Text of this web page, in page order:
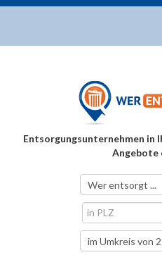
Entsorgungsunternehmen in
Angebote